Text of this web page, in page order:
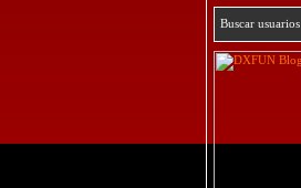
Buscar usuarios